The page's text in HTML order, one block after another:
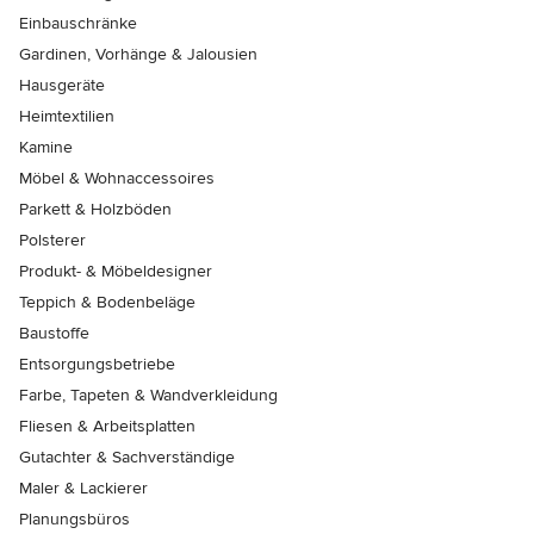
Einbauschränke
Gardinen, Vorhänge & Jalousien
Hausgeräte
Heimtextilien
Kamine
Möbel & Wohnaccessoires
Parkett & Holzböden
Polsterer
Produkt- & Möbeldesigner
Teppich & Bodenbeläge
Baustoffe
Entsorgungsbetriebe
Farbe, Tapeten & Wandverkleidung
Fliesen & Arbeitsplatten
Gutachter & Sachverständige
Maler & Lackierer
Planungsbüros